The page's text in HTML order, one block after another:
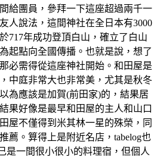
給團員，參拜一下這座超過兩千一
人說法，這間神社在全日本有3000
717年成功登頂白山，確立了白山
起點向全國傳播。也就是說，想了
必需得從這座神社開始。和田屋是
中庭非常大也非常美，尤其是秋冬
為應該是加賀(前田家)的，結果居
果好像是最早和田屋的主人和山口
屋不僅得到米其林一星的殊榮，同
薦。算得上是附近名店，tabelog也
是一間很小很小的料理宿，但個人